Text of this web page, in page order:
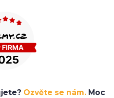
Ozvěte se nám. Moc